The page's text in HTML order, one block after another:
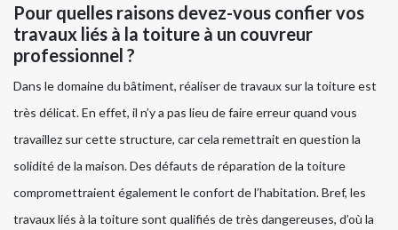
Pour quelles raisons devez-vous confier vos
travaux liés à la toiture à un couvreur
professionnel ?
Dans le domaine du bâtiment, réaliser de travaux sur la toiture est
très délicat. En effet, il n’y a pas lieu de faire erreur quand vous
travaillez sur cette structure, car cela remettrait en question la
solidité de la maison. Des défauts de réparation de la toiture
compromettraient également le confort de l’habitation. Bref, les
travaux liés à la toiture sont qualifiés de très dangereuses, d’où la